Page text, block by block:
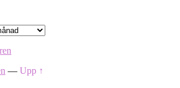
— Upp ↑